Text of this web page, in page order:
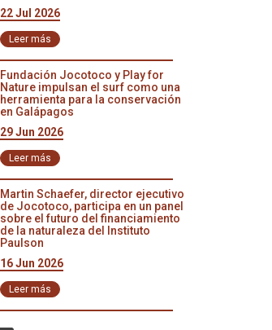
22 Jul 2026
Leer más
Fundación Jocotoco y Play for
Nature impulsan el surf como una
herramienta para la conservación
en Galápagos
29 Jun 2026
Leer más
Martin Schaefer, director ejecutivo
de Jocotoco, participa en un panel
sobre el futuro del financiamiento
de la naturaleza del Instituto
Paulson
16 Jun 2026
Leer más